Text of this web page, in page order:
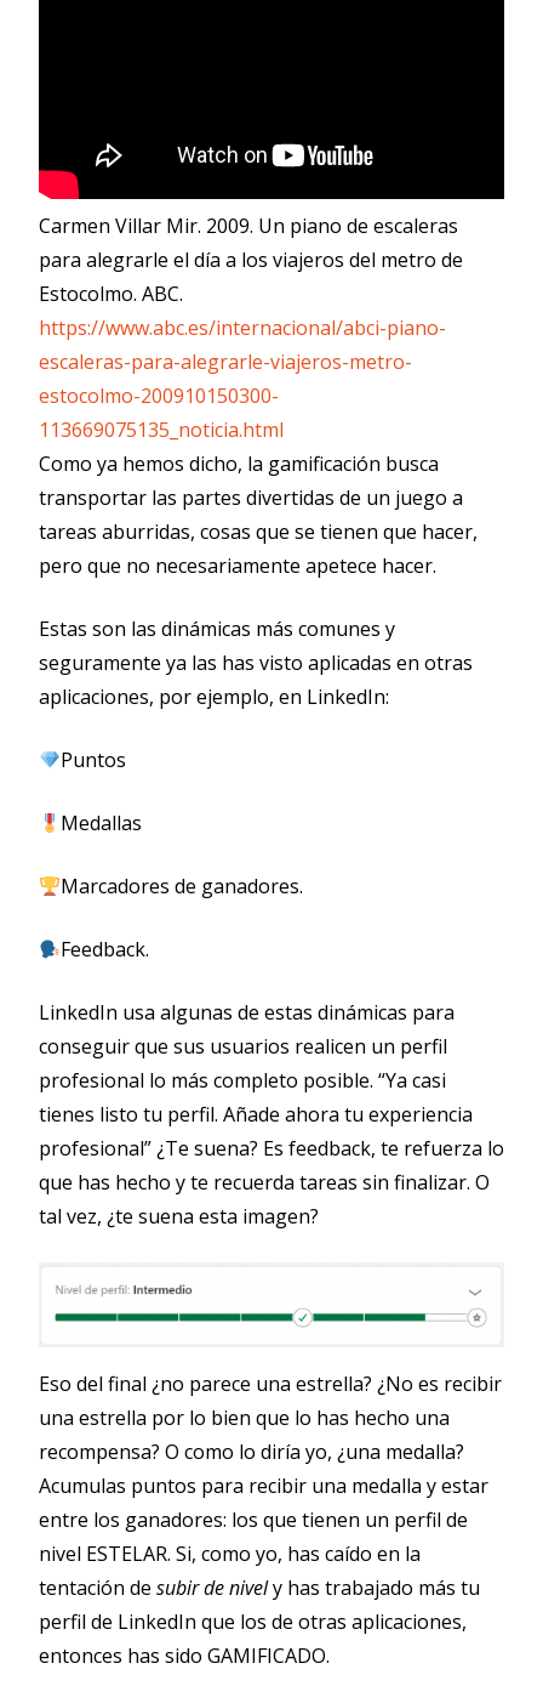
Carmen Villar Mir. 2009. Un piano de escaleras
para alegrarle el día a los viajeros del metro de
Estocolmo. ABC.
https://www.abc.es/internacional/abci-piano-
escaleras-para-alegrarle-viajeros-metro-
estocolmo-200910150300-
113669075135_noticia.html
Como ya hemos dicho, la gamificación busca
transportar las partes divertidas de un juego a
tareas aburridas, cosas que se tienen que hacer,
pero que no necesariamente apetece hacer.
Estas son las dinámicas más comunes y
seguramente ya las has visto aplicadas en otras
aplicaciones, por ejemplo, en LinkedIn:
Puntos
Medallas
Marcadores de ganadores.
Feedback.
LinkedIn usa algunas de estas dinámicas para
conseguir que sus usuarios realicen un perfil
profesional lo más completo posible. “Ya casi
tienes listo tu perfil. Añade ahora tu experiencia
profesional” ¿Te suena? Es feedback, te refuerza lo
que has hecho y te recuerda tareas sin finalizar. O
tal vez, ¿te suena esta imagen?
Eso del final ¿no parece una estrella? ¿No es recibir
una estrella por lo bien que lo has hecho una
recompensa? O como lo diría yo, ¿una medalla?
Acumulas puntos para recibir una medalla y estar
entre los ganadores: los que tienen un perfil de
nivel ESTELAR. Si, como yo, has caído en la
tentación de subir de nively has trabajado más tu
perfil de LinkedIn que los de otras aplicaciones,
entonces has sido GAMIFICADO.